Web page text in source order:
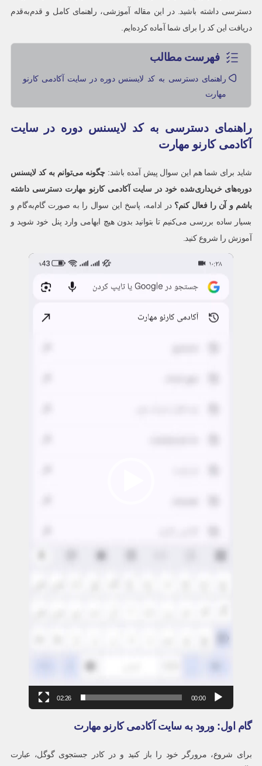
دسترسی داشته باشید. در این مقاله آموزشی، راهنمای کامل و قدم‌به‌قدم
دریافت این کد را برای شما آماده کرده‌ایم.
فهرست مطالب
راهنمای دسترسی به کد لایسنس دوره در سایت آکادمی کارنو
مهارت
راهنمای دسترسی به کد لایسنس دوره در سایت
آکادمی کارنو مهارت
شاید برای شما هم این سوال پیش آمده باشد:چگونه می‌توانم به کد لایسنس
دوره‌های خریداری‌شده خود در سایت آکادمی کارنو مهارت دسترسی داشته
باشم و آن را فعال کنم؟ در ادامه، پاسخ این سوال را به صورت گام‌به‌گام و
بسیار ساده بررسی می‌کنیم تا بتوانید بدون هیچ ابهامی وارد پنل خود شوید و
آموزش را شروع کنید.
نمایشگر
00:00
02:26
گام اول: ورود به سایت آکادمی کارنو مهارت
برای شروع، مرورگر خود را باز کنید و در کادر جستجوی گوگل، عبارت